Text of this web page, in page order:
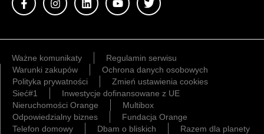
Ważne komunikaty
Regulamin serwisu
Warunki zakupów
Ochrona danych osobowych
Polityka prywatności
Zmień ustawienia cookies
Sieć#1
Inwestycje dofinansowane z UE
Nieruchomości Orange
Multibox
Odpowiedzialny biznes
Fundacja Orange
Telefon domowy
Dbam o bliskich Razem dla planety